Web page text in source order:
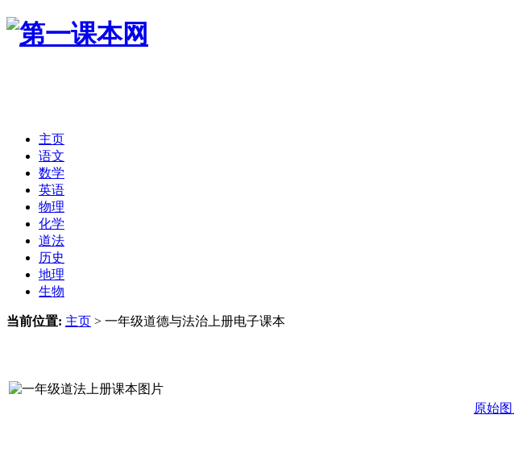
主页
语文
数学
英语
物理
化学
道法
历史
地理
生物
当前位置: 主页 > 一年级道德与法治上册电子课本
原始